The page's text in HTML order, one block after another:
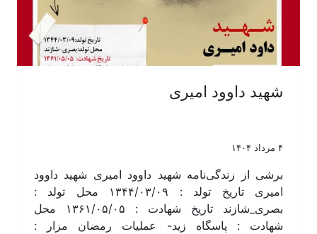
شهید داوود امیری
۴ مرداد ۱۴۰۴
برشی از زندگی‌نامه شهید داوود امیری شهید داوود
امیری تاریخ تولد : ۱۳۴۴/۰۳/۰۹ محل تولد :
بصری_شازند تاریخ شهادت : ۱۳۶۱/۰۵/۰۵ محل
شهادت : پاسگاه زید- عملیات رمضان مزار :